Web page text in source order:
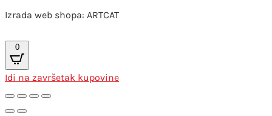
Izrada web shopa: ARTCAT
0
Idi na završetak kupovine